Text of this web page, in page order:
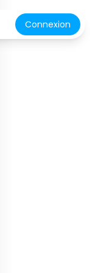
Connexion